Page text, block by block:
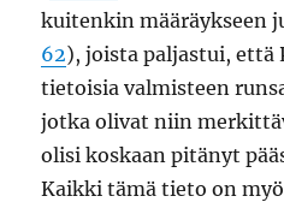
kuitenkin määräykseen
62), joista paljastui, että
tietoisia valmisteen
jotka olivat niin
olisi koskaan pitänyt
Kaikki tämä tieto on